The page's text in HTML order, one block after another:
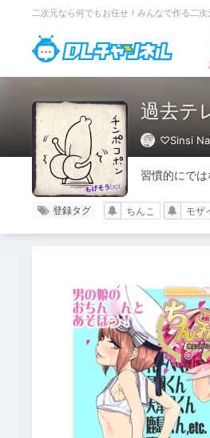
二次元なら何でもお任せ！みんなで作る二次
DLチ
過去テ
♡Sinsi
習慣的にでは
登録タグ ちんこ モザ